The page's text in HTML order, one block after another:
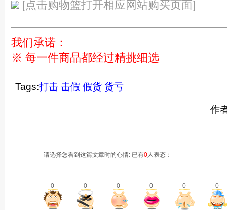
[点击购物篮打开相应网站购买页面]
我们承诺：
※ 每一件商品都经过精挑细选
Tags:打击 击假 假货 货亏
作
请选择您看到这篇文章时的心情: 已有0人表态：
0 0 0 0 0 0